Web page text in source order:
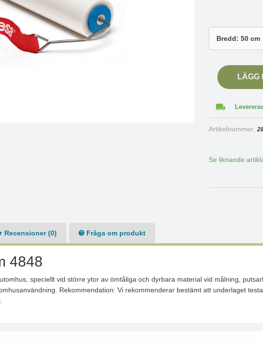
LÄGG
Artikelnummer:
Se liknande
Recensioner (0) Fråga om produkt
4848
speciellt vid större ytor av ömtåliga och dyrbara material vid målning,
Rekommendation: Vi rekommenderar bestämt att underlaget